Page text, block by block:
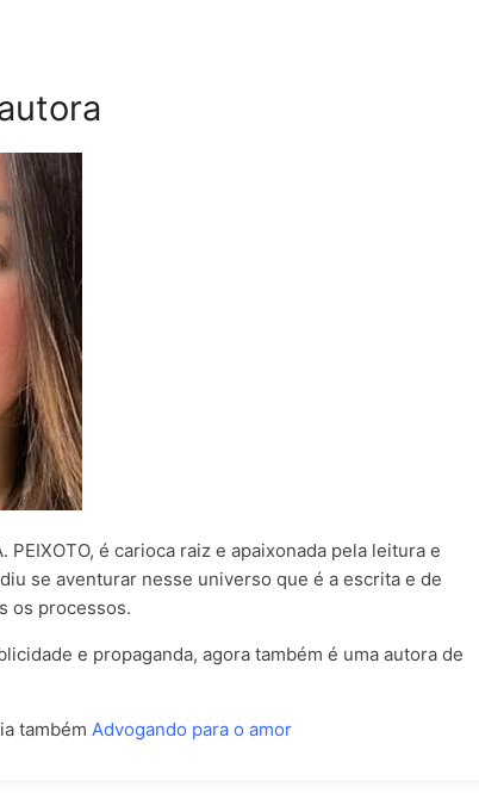
PEIXOTO, é carioca raiz e apaixonada pela leitura e
se aventurar nesse universo que é a escrita e de
os processos.
e propaganda, agora também é uma autora de
também Advogando para o amor